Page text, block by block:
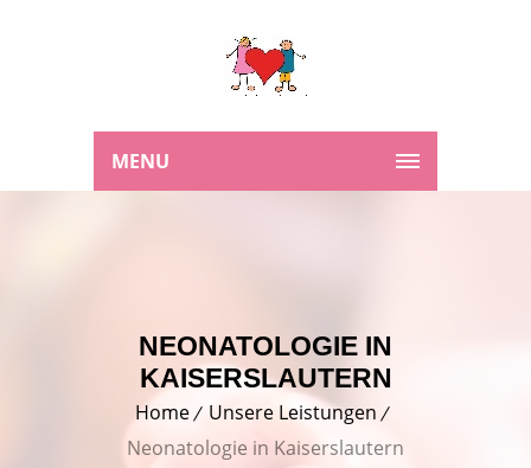
MENU
NEONATOLOGIE IN
KAISERSLAUTERN
Home
Unsere Leistungen
Neonatologie in Kaiserslautern